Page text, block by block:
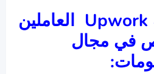
Upwork العاملين
في مجال